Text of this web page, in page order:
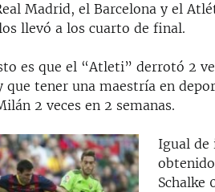
Madrid, el Barcelona y el
llevó a los cuarto de final.
es que el “Atleti” derrotó 2
que tener una maestría en
2 veces en 2 semanas.
Igual de
Schalke